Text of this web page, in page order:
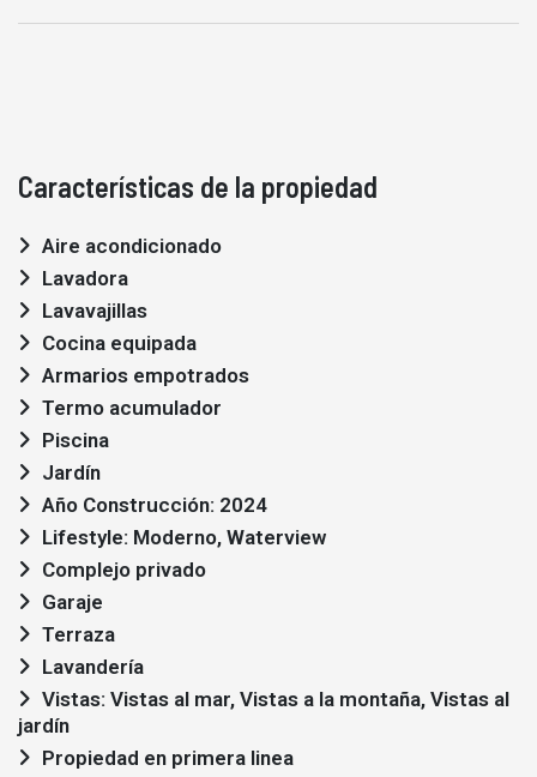
Características de la propiedad
Aire acondicionado
Lavadora
Lavavajillas
Cocina equipada
Armarios empotrados
Termo acumulador
Piscina
Jardín
Año Construcción: 2024
Lifestyle: Moderno, Waterview
Complejo privado
Garaje
Terraza
Lavandería
jardín
Propiedad en primera linea